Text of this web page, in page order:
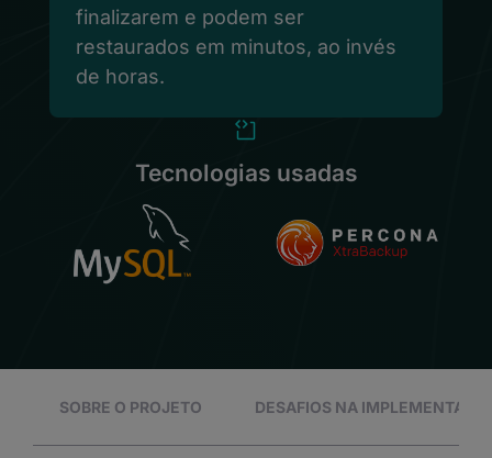
finalizarem e podem ser
restaurados em minutos, ao invés
de horas.
Tecnologias usadas
SOBRE O PROJETO DESAFIOS NA